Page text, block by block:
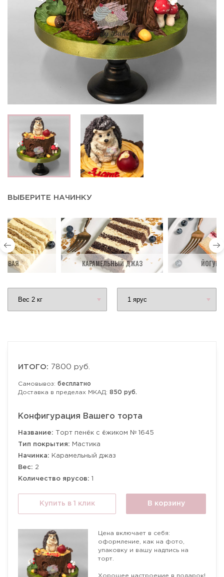
ВЫБЕРИТЕ НАЧИНКУ
КАРАМЕЛЬНЫЙ ДЖАЗ
ИТОГО: 7800 руб.
Самовывоз: бесплатно
Доставка в пределах МКАД: 850 руб.
Конфигурация Вашего торта
Название: Торт пенёк с ёжиком № 1645
Тип покрытия: Мастика
Начинка: Карамельный джаз
Вес: 2
Количество ярусов: 1
Купить в 1 клик В корзину
Цена включает в себя:
оформление, как на фото,
упаковку и вашу надпись на
торт.
Хорошее настроение в подарок!